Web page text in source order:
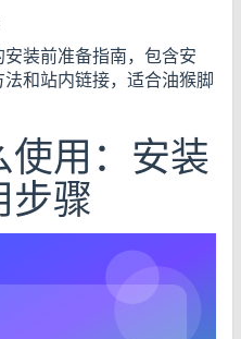
装前准备指南，包含安
和站内链接，适合油猴脚
使用：安装
步骤